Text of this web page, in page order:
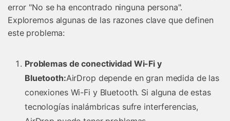
error "No se ha encontrado ninguna persona".
Exploremos algunas de las razones clave que definen
este problema:
Problemas de conectividad Wi-Fi y
Bluetooth:AirDrop depende en gran medida de las
conexiones Wi-Fi y Bluetooth. Si alguna de estas
tecnologías inalámbricas sufre interferencias,